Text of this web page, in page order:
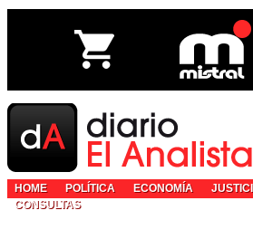
HOME POLÍTICA ECONOMÍA
CONSULTAS